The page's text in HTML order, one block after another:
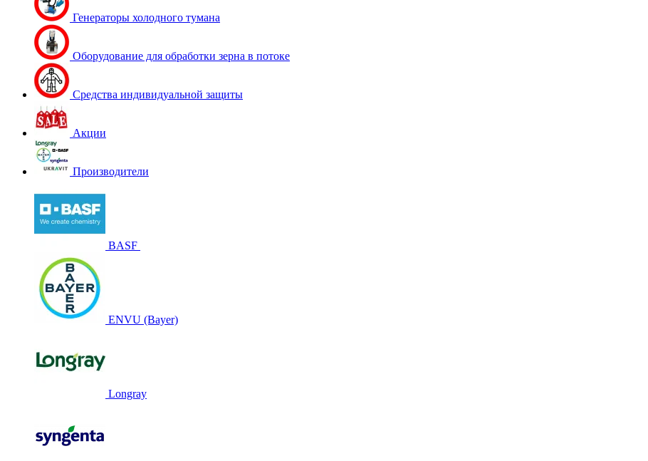
Генераторы холодного тумана
Оборудование для обработки зерна в потоке
Средства индивидуальной защиты
Акции
Производители
BASF
ENVU (Bayer)
Longray